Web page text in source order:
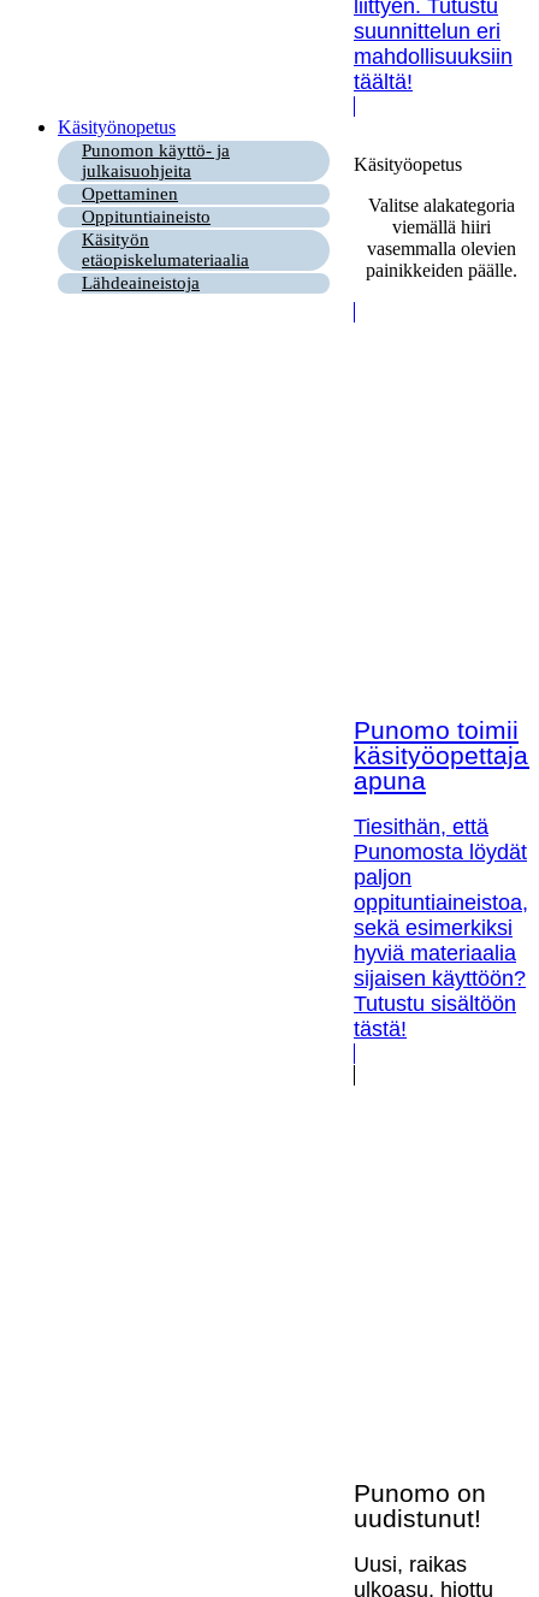
liittyen. Tutustu
suunnittelun eri
mahdollisuuksiin
täältä!
Käsityönopetus
Punomon käyttö- ja
julkaisuohjeita
Opettaminen
Oppituntiaineisto
Käsityön
etäopiskelumateriaalia
Lähdeaineistoja
Käsityöopetus
Valitse alakategoria
viemällä hiiri
vasemmalla olevien
painikkeiden päälle.
Punomo toimii
apuna
Tiesithän, että
Punomosta löydät
paljon
oppituntiaineistoa,
sekä esimerkiksi
hyviä materiaalia
sijaisen käyttöön?
Tutustu sisältöön
tästä!
Punomo on
uudistunut!
Uusi, raikas
ulkoasu, hiottu